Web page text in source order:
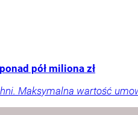
pół miliona zł
Maksymalna wartość